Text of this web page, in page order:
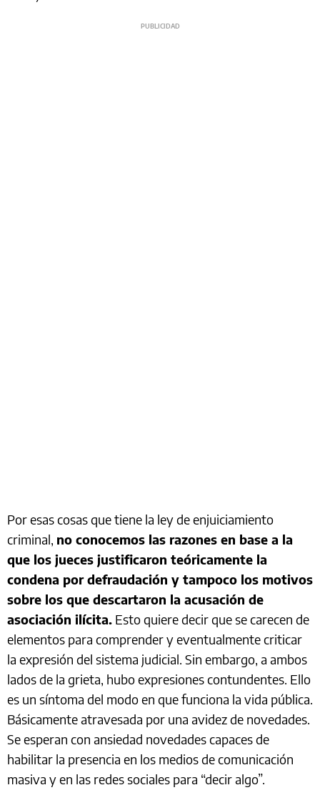
Por esas cosas que tiene la ley de enjuiciamiento
criminal, no conocemos las razones en base a la
que los jueces justificaron teóricamente la
condena por defraudación y tampoco los motivos
sobre los que descartaron la acusación de
asociación ilícita. Esto quiere decir que se carecen de
elementos para comprender y eventualmente criticar
la expresión del sistema judicial. Sin embargo, a ambos
lados de la grieta, hubo expresiones contundentes. Ello
es un síntoma del modo en que funciona la vida pública.
Básicamente atravesada por una avidez de novedades.
Se esperan con ansiedad novedades capaces de
habilitar la presencia en los medios de comunicación
masiva y en las redes sociales para “decir algo”.